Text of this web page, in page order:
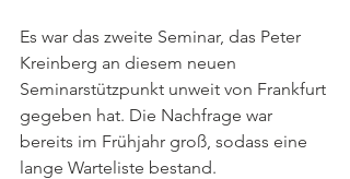
Es war das zweite Seminar, das Peter
Kreinberg an diesem neuen
Seminarstützpunkt unweit von Frankfurt
gegeben hat. Die Nachfrage war
bereits im Frühjahr groß, sodass eine
lange Warteliste bestand.